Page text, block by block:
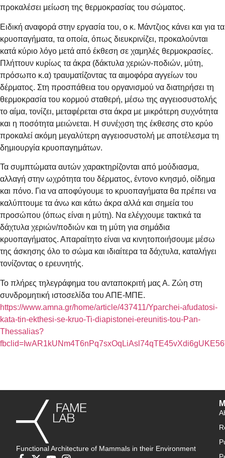
προκαλέσει μείωση της θερμοκρασίας του σώματος.
Ειδική αναφορά στην εργασία του, ο κ. Μάντζιος κάνει και για τα
κρυοπαγήματα, τα οποία, όπως διευκρινίζει, προκαλούνται
κατά κύριο λόγο μετά από έκθεση σε χαμηλές θερμοκρασίες.
Πλήττουν κυρίως τα άκρα (δάκτυλα χεριών-ποδιών, μύτη,
πρόσωπο κ.α) τραυματίζοντας τα αιμοφόρα αγγείων του
δέρματος. Στη προσπάθεια του οργανισμού να διατηρήσει τη
θερμοκρασία του κορμού σταθερή, μέσω της αγγειοσυστολής
το αίμα, τονίζει, μεταφέρεται στα άκρα με μικρότερη συχνότητα
και η ποσότητα μειώνεται. Η συνέχιση της έκθεσης στο κρύο
προκαλεί ακόμη μεγαλύτερη αγγειοσυστολή με αποτέλεσμα τη
δημιουργία κρυοπαγημάτων.
Τα συμπτώματα αυτών χαρακτηρίζονται από μούδιασμα,
αλλαγή στην ωχρότητα του δέρματος, έντονο κνησμό, οίδημα
και πόνο. Για να αποφύγουμε το κρυοπαγήματα θα πρέπει να
καλύπτουμε τα άνω και κάτω άκρα αλλά και σημεία του
προσώπου (όπως είναι η μύτη). Να ελέγχουμε τακτικά τα
δάχτυλα χεριών/ποδιών και τη μύτη για σημάδια
κρυοπαγήματος. Απαραίτητο είναι να κινητοποιήσουμε μέσω
της άσκησης όλο το σώμα και ιδιαίτερα τα δάχτυλα, καταλήγει
τονίζοντας ο ερευνητής.
Το πλήρες τηλεγράφημα του ανταποκριτή μας Α. Ζώη στη
συνδρομητική ιστοσελίδα του ΑΠΕ-ΜΠΕ.
https://www.amna.gr/home/article/437411/Yparchei-afudatosi-
kata-tin-ekthesi-se-kruo-Ti-diapistonei-ereunitis-tou-Pan-
Thessalias?
Functional Architecture of Mammals in their Environment